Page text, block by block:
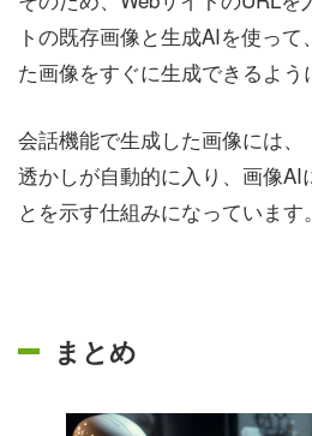
トの既存画像と生成AIを使っ
た画像をすぐに生成できるよう
会話機能で生成した画像には
透かしが自動的に入り、画像AI
とを示す仕組みになっています。
まとめ